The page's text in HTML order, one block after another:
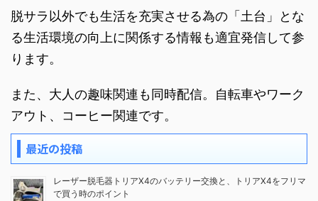
脱サラ以外でも生活を充実させる為の「土台」とな
る生活環境の向上に関係する情報も適宜発信して参
ります。
また、大人の趣味関連も同時配信。自転車やワーク
アウト、コーヒー関連です。
最近の投稿
レーザー脱毛器トリアX4のバッテリー交換と、トリアX4をフリマ
で買う時のポイント